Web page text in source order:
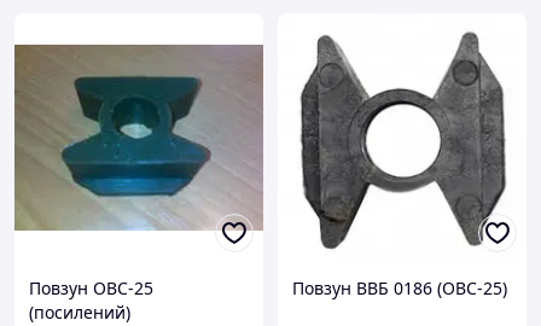
Повзун ОВС-25
(посилений)
Повзун ВВБ 0186 (ОВС-25)